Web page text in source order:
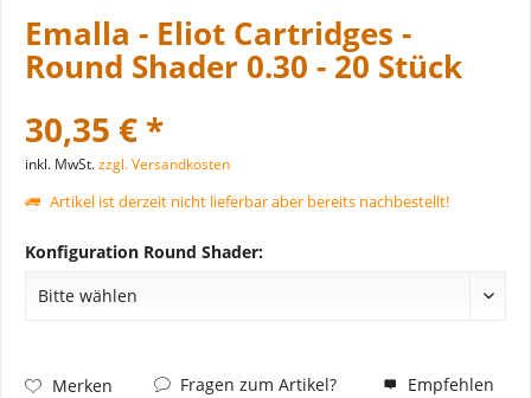
Emalla - Eliot Cartridges -
Round Shader 0.30 - 20 Stück
30,35 € *
inkl. MwSt.zzgl. Versandkosten
Artikel ist derzeit nicht lieferbar aber bereits nachbestellt!
Konfiguration Round Shader:
Merken Fragen zum Artikel? Empfehlen